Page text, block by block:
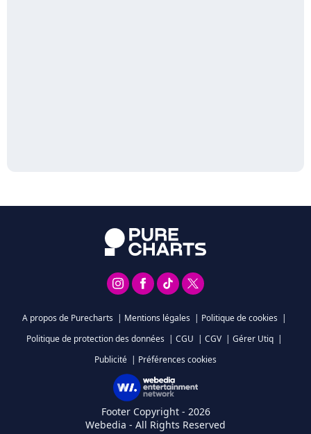
A propos de Purecharts | Mentions légales | Politique de cookies |
Politique de protection des données | CGU | CGV | Gérer Utiq |
Publicité | Préférences cookies
Footer Copyright - 2026
Webedia - All Rights Reserved